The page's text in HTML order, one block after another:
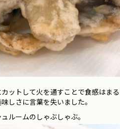
ットして火を通すことで食感はまる
しさに言葉を失いました。
ルームのしゃぶしゃぶ。